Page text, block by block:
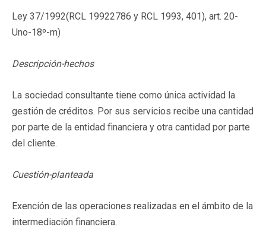
Ley 37/1992(RCL 19922786 y RCL 1993, 401), art. 20-
Uno-18º-m)
Descripción-hechos
La sociedad consultante tiene como única actividad la
gestión de créditos. Por sus servicios recibe una cantidad
por parte de la entidad financiera y otra cantidad por parte
del cliente.
Cuestión-planteada
Exención de las operaciones realizadas en el ámbito de la
intermediación financiera.